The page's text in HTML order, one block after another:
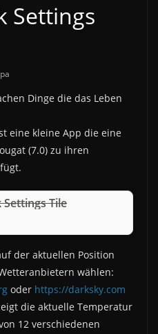
Settings
Dinge die das Leben
eine kleine App die eine
(7.0) zu ihren
Tile
der aktuellen Position
wählen:
oder https://darksky.com
die aktuelle Temperatur
12 verschiedenen